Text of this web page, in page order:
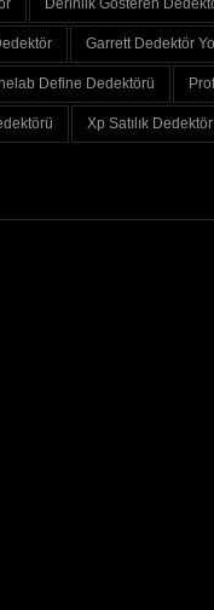
Derinlik Gösteren
Garrett Dedektör
Define Dedektörü
Xp Satılık Dedektör